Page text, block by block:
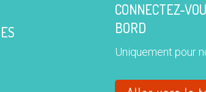
CONNECTEZ-
BORD
Uniquement pour